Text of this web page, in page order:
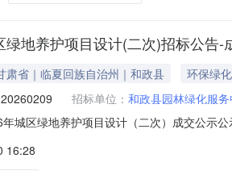
绿地养护项目设计(二次)招标公告-
肃省｜临夏回族自治州｜和政县
环保绿化
招标单位： 和政县园林绿化服
城区绿地养护项目设计（二次）成交公示
二次）001HZX-YLLH-20260209服务-设
16:28